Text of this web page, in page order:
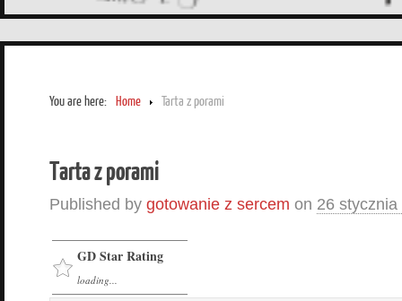
You are here: Home Tarta z porami
Tarta z porami
Published by gotowanie z sercem on 26 stycznia
GD Star Rating
loading...